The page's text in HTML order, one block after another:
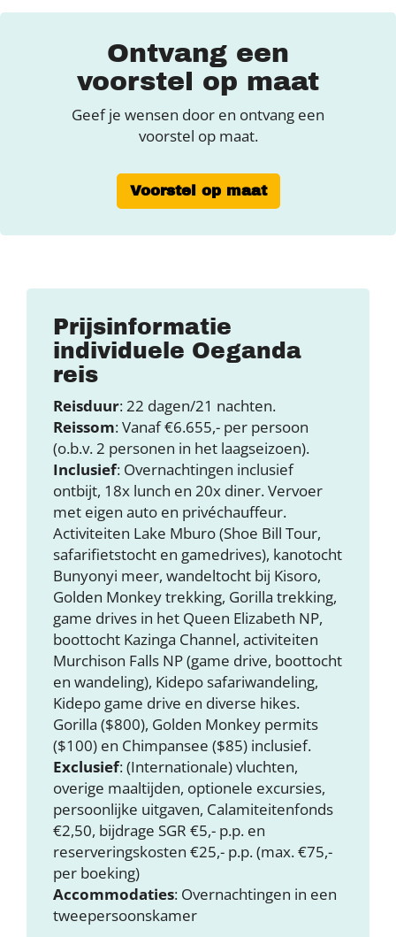
Ontvang een
voorstel op maat
Geef je wensen door en ontvang een
voorstel op maat.
Voorstel op maat
Prijsinformatie
individuele Oeganda
reis
Reisduur: 22 dagen/21 nachten.
Reissom: Vanaf €6.655,- per persoon
(o.b.v. 2 personen in het laagseizoen).
Inclusief: Overnachtingen inclusief
ontbijt, 18x lunch en 20x diner. Vervoer
met eigen auto en privéchauffeur.
Activiteiten Lake Mburo (Shoe Bill Tour,
safarifietstocht en gamedrives), kanotocht
Bunyonyi meer, wandeltocht bij Kisoro,
Golden Monkey trekking, Gorilla trekking,
game drives in het Queen Elizabeth NP,
boottocht Kazinga Channel, activiteiten
Murchison Falls NP (game drive, boottocht
en wandeling), Kidepo safariwandeling,
Kidepo game drive en diverse hikes.
Gorilla ($800), Golden Monkey permits
($100) en Chimpansee ($85) inclusief.
Exclusief: (Internationale) vluchten,
overige maaltijden, optionele excursies,
persoonlijke uitgaven, Calamiteitenfonds
€2,50, bijdrage SGR €5,- p.p. en
reserveringskosten €25,- p.p. (max. €75,-
per boeking)
Accommodaties: Overnachtingen in een
tweepersoonskamer